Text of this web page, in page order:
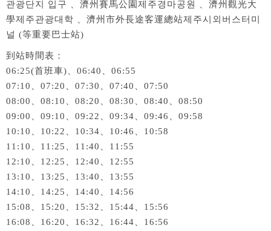
관광단지 입구 、濟州賽馬公園제주경마공원 、濟州觀光大
學제주관광대학 、濟州市外長途客運總站제주시외버스터미
널 (等重要巴士站)
到站時間表：
06:25(首班車)、06:40、06:55
07:10、07:20、07:30、07:40、07:50
08:00、08:10、08:20、08:30、08:40、08:50
09:00、09:10、09:22、09:34、09:46、09:58
10:10、10:22、10:34、10:46、10:58
11:10、11:25、11:40、11:55
12:10、12:25、12:40、12:55
13:10、13:25、13:40、13:55
14:10、14:25、14:40、14:56
15:08、15:20、15:32、15:44、15:56
16:08、16:20、16:32、16:44、16:56